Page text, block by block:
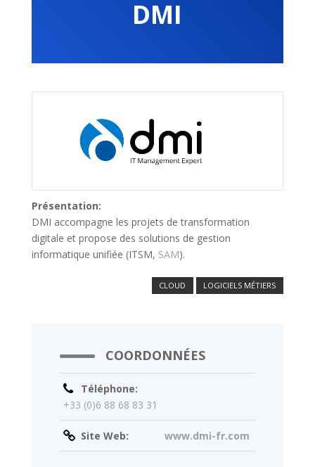
DMI
Présentation:
DMI accompagne les projets de transformation
digitale et propose des solutions de gestion
informatique unifiée (ITSM, SAM).
CLOUD LOGICIELS MÉTIERS
COORDONNÉES
Téléphone:
+33 (0)6 88 68 83 31
Site Web: www.dmi-fr.com